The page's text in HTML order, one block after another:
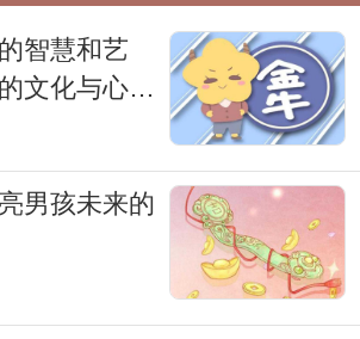
方式，现代社会的发展使得
逐渐变化。一些现代父母更
且富有个性的名字，以便孩
竞争中脱颖而出。因此，选
智慧和艺
文化与心理
男孩未来的